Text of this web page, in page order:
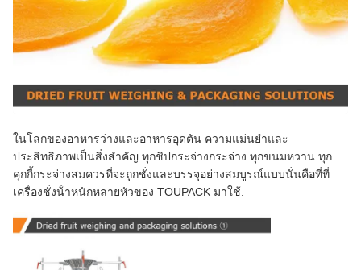
ในโลกของอาหารว่างและอาหารอุดตัน ความแม่นยําและ
ประสิทธิภาพเป็นสิ่งสําคัญ ทุกชิปกระจ่างกระจ่าง ทุกขนมหวาน ทุก
คุกกี้กระจ่างสมควรที่จะถูกชั่งและบรรจุอย่างสมบูรณ์แบบนั่นคือที่ที่
เครื่องชั่งน้ําหนักหลายหัวของ TOUPACK มาใช้.